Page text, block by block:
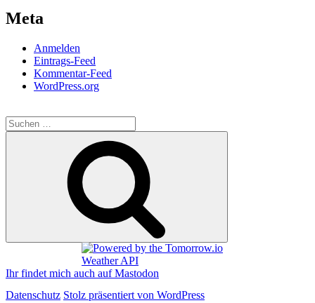
Meta
Anmelden
Eintrags-Feed
Kommentar-Feed
WordPress.org
Suchen
nach:
Ihr findet mich auch auf Mastodon
Datenschutz Stolz präsentiert von WordPress